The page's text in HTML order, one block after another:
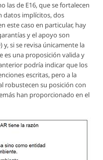
las de E16, que se fortalecen
datos implícitos, dos
este caso en particular, hay
y el apoyo son
si se revisa únicamente la
es una proposición valida y
podría indicar que los
escritas, pero a la
robustecen su posición con
han proporcionado en el